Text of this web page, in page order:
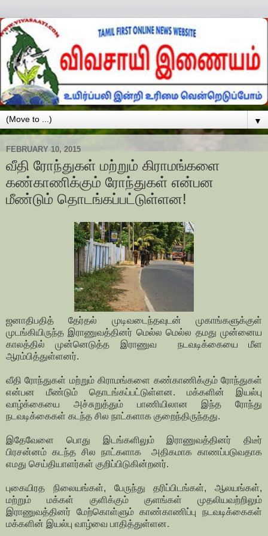
▼
FEBRUARY 10, 2015
வீதி ரோந்துகள் மற்றும் கிராமங்களை
கண்காணிக்கும் ரோந்துகள் என்பன
மீண்டும் தொடங்கப்பட்டுள்ளன!
ஜனாதிபதித் தேர்தல் முடிவடைந்தவுடன் முகாங்களுக்குள்
முடங்கியிருந்த இராணுவத்தினர் மெல்ல மெல்ல தமது முன்னைய
காலத்தில் முன்னெடுத்த இராணுவ நடவடிக்கையை மீள
ஆரம்பித்துள்ளனர்.
வீதி ரோந்துகள் மற்றும் கிராமங்களை கண்காணிக்கும் ரோந்துகள்
என்பன மீண்டும் தொடங்கப்பட்டுள்ளன. மக்களின் இயல்பு
வாழ்க்கையை அச்சுறுத்தும் பாணியிலான இந்த ரோந்து
நடவடிக்கைகள் கடந்த சில நாட்களாக குறைந்திருந்தது.
இதேவேளை பொது இடங்களிலும் இராணுவத்தினர் திடீர்
பிரசன்னம் கடந்த சில நாட்களாக அதிகமாக காணப்படுவதாக
எமது செய்தியாளர்கள் குறிப்பிடுகின்றனர்.
புகையிரத நிலையங்கள், பேருந்து தரிப்பிடங்கள், ஆலயங்கள்,
மற்றும் மக்கள் குளிக்கும் குளங்கள் முதலியவற்றிலும்
இராணுவத்தினர் மேற்கொள்ளும் காண்காணிப்பு நடவடிக்கைகள்
மக்களின் இயல்பு வாழ்வை பாதித்துள்ளன.